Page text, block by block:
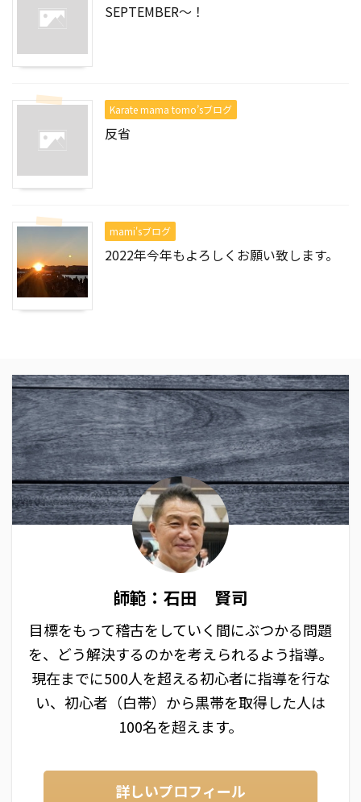
SEPTEMBER～！
Karate mama tomo’sブログ
反省
mami'sブログ
2022年今年もよろしくお願い致します。
師範：石田 賢司
目標をもって稽古をしていく間にぶつかる問題
を、どう解決するのかを考えられるよう指導。
現在までに500人を超える初心者に指導を行な
い、初心者（白帯）から黒帯を取得した人は
100名を超えます。
詳しいプロフィール